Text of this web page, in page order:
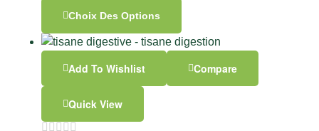
Choix Des Options
Add To Wishlist Compare
Quick View